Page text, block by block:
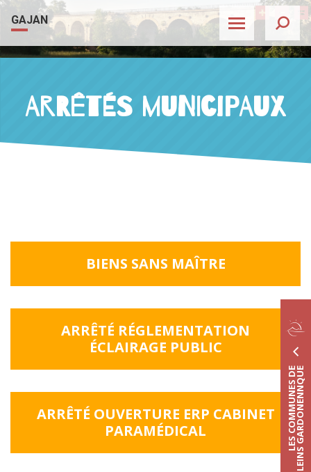
LES COMMUNES DELEINS GARDONENNQUE
Skip to content
GAJAN Agrandir
Arrêtés Municipaux
BIENS SANS MAÎTRE
ARRÊTÉ RÉGLEMENTATION
ÉCLAIRAGE PUBLIC
ARRÊTÉ OUVERTURE ERP CABINET
PARAMÉDICAL